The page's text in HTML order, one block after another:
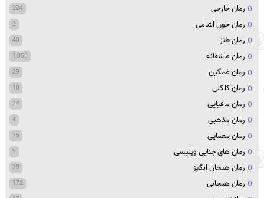
رمان خارجی 224
رمان خون اشامی 2
رمان طنز 40
رمان عاشقانه 1,050
رمان غمگین 29
رمان کلکلی 18
رمان مافیایی 24
رمان مذهبی 4
رمان معمایی 75
رمان های جنایی وپلیسی 9
رمان هیجان انگیز 20
رمان هیجانی 172